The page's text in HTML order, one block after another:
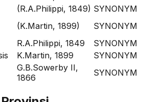
(R.A.Philippi, 1849) SYNONYM
(K.Martin, 1899)
SYNONYM
R.A.Philippi, 1849
SYNONYM
K.Martin, 1899
SYNONYM
G.B.Sowerby II,
1866
SYNONYM